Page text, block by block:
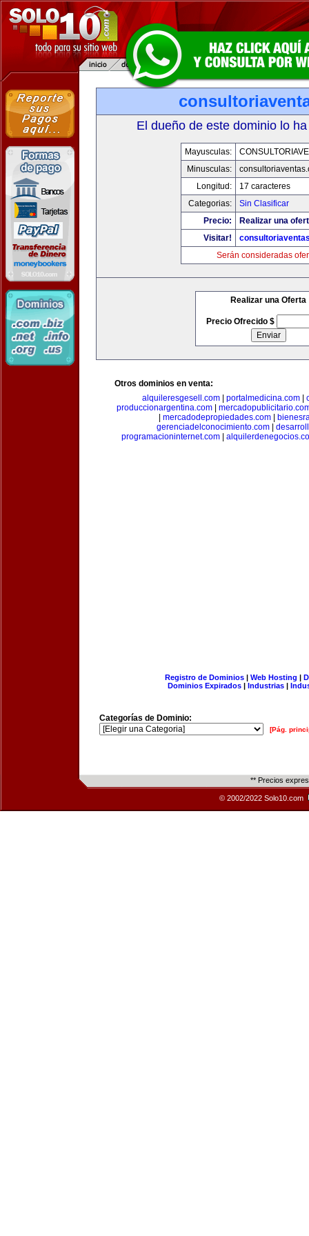
El dueño de este dominio lo
Mayusculas:
Minusculas:
Longitud:
17 caracteres
Categorias:
Sin Clasificar
Precio:
Realizar una
Visitar!
Serán consideradas
Realizar una Oferta
Precio Ofrecido $
Otros dominios en venta:
alquileresgesell.com
portalmedicina.com
produccionargentina.com|
mercadodepropiedades.com
gerenciadelconocimiento.com|
programacioninternet.com|
Registro de Dominios| Web Hosting |
Dominios Expirados | Industrias |
Categorías de Dominio:
[Pág.
** Precios
© 2002/2022 Solo10.com